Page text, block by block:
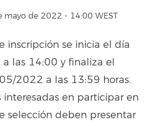
mayo de 2022 - 14:00 WEST
inscripción se inicia el día
las 14:00 y finaliza el
2022 a las 13:59 horas.
interesadas en participar en
selección deben presentar